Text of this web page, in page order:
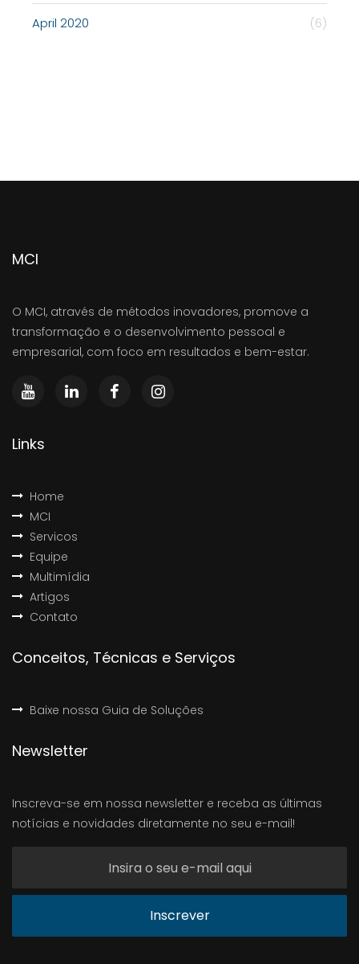
April 2020 (6)
MCI
O MCI, através de métodos inovadores, promove a
transformação e o desenvolvimento pessoal e
empresarial, com foco em resultados e bem-estar.
Links
Home
MCI
Servicos
Equipe
Multimídia
Artigos
Contato
Conceitos, Técnicas e Serviços
Baixe nossa Guia de Soluções
Newsletter
Inscreva-se em nossa newsletter e receba as últimas
notícias e novidades diretamente no seu e-mail!
Inscrever